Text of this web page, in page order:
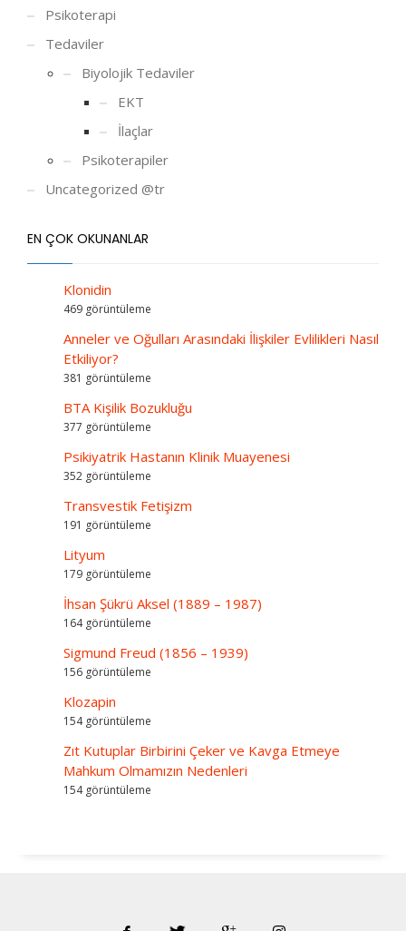
Psikoterapi
Tedaviler
Biyolojik Tedaviler
EKT
İlaçlar
Psikoterapiler
Uncategorized @tr
EN ÇOK OKUNANLAR
Klonidin
469 görüntüleme
Anneler ve Oğulları Arasındaki İlişkiler Evlilikleri Nasıl
Etkiliyor?
381 görüntüleme
BTA Kişilik Bozukluğu
377 görüntüleme
Psikiyatrik Hastanın Klinik Muayenesi
352 görüntüleme
Transvestik Fetişizm
191 görüntüleme
Lityum
179 görüntüleme
İhsan Şükrü Aksel (1889 – 1987)
164 görüntüleme
Sigmund Freud (1856 – 1939)
156 görüntüleme
Klozapin
154 görüntüleme
Zıt Kutuplar Birbirini Çeker ve Kavga Etmeye
Mahkum Olmamızın Nedenleri
154 görüntüleme